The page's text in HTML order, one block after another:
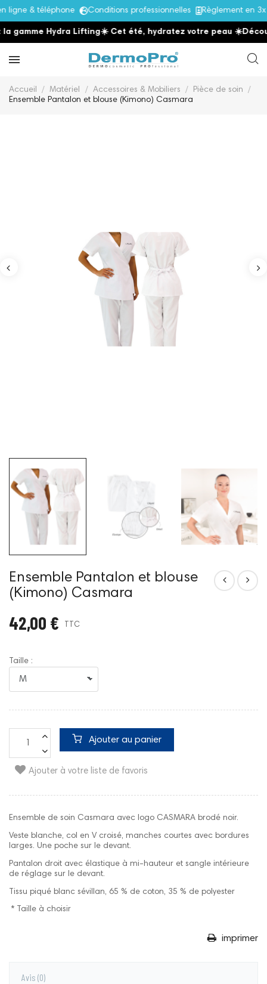
ligne & téléphone Conditions professionnelles Règlement en 3x
gamme Hydra Lifting☀️ Cet été, hydratez votre peau ☀️
Accueil Matériel Accessoires & Mobiliers
Pièce de soin
Ensemble Pantalon et blouse (Kimono) Casmara
Ensemble Pantalon et blouse
(Kimono) Casmara
42,00 € TTC
Taille :
Ajouter au panier
Ajouter à votre liste de favoris
Ensemble de soin Casmara avec logo CASMARA brodé noir.
Veste blanche, col en V croisé, manches courtes avec bordures
larges. Une poche sur le devant.
Pantalon droit avec élastique à mi-hauteur et sangle intérieure
de réglage sur le devant.
Tissu piqué blanc sévillan, 65 % de coton, 35 % de polyester
* Taille à choisir
imprimer
Avis (0)